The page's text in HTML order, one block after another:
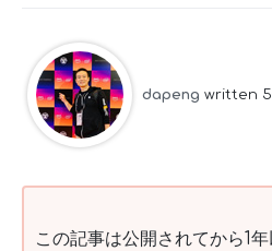
dapeng written 5
この記事は公開されてから1